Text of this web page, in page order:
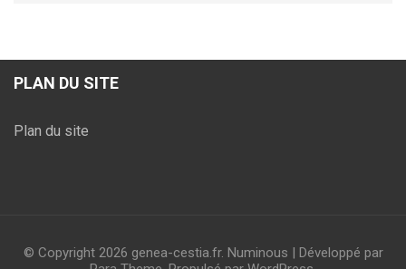
PLAN DU SITE
Plan du site
© Copyright 2026 genea-cestia.fr. Numinous | Développé par